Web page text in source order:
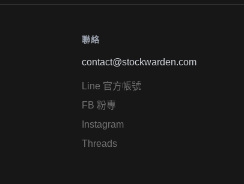
聯絡
contact@stockwarden.com
Line 官方帳號
FB 粉專
Instagram
Threads